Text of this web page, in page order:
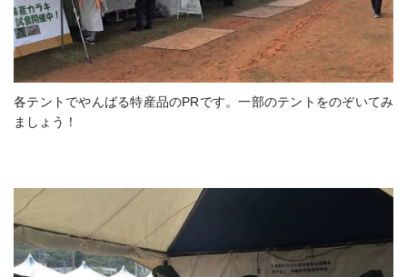
各テントでやんばる特産品のPRです。一部のテントをのぞいてみ
ましょう！